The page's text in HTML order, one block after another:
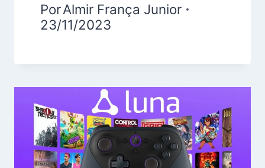
PorAlmir França Junior
23/11/2023